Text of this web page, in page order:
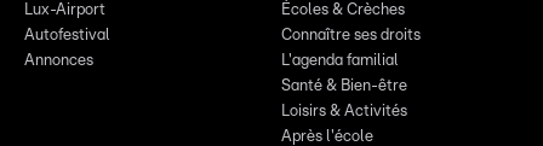
Lux-Airport
Autofestival
Annonces
Écoles & Crèches
Connaître ses droits
L'agenda familial
Santé & Bien-être
Loisirs & Activités
Après l'école